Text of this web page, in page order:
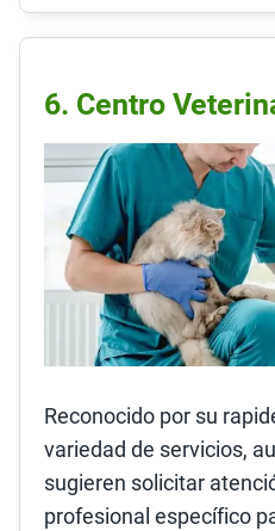
6. Centro
Reconocido por su
variedad de servicios,
sugieren solicitar
profesional específico